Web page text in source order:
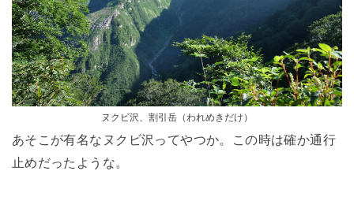
ヌクビ沢、割引岳（われめきだけ）
あそこが有名なヌクビ沢ってやつか。この時は確か通行
止めだったような。